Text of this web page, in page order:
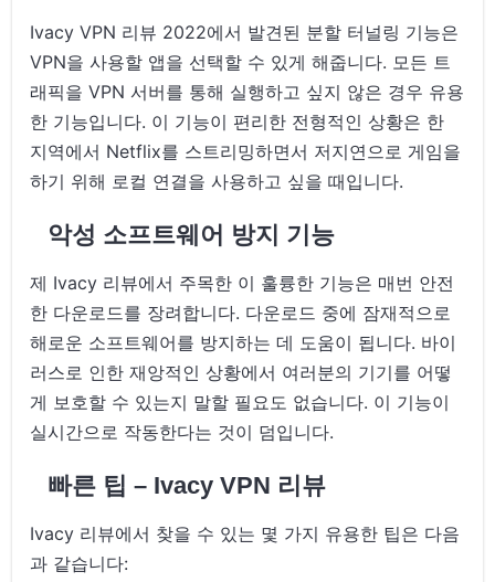
Ivacy VPN 리뷰 2022에서 발견된 분할 터널링 기능은
VPN을 사용할 앱을 선택할 수 있게 해줍니다. 모든 트
래픽을 VPN 서버를 통해 실행하고 싶지 않은 경우 유용
한 기능입니다. 이 기능이 편리한 전형적인 상황은 한
지역에서 Netflix를 스트리밍하면서 저지연으로 게임을
하기 위해 로컬 연결을 사용하고 싶을 때입니다.
악성 소프트웨어 방지 기능
제 Ivacy 리뷰에서 주목한 이 훌륭한 기능은 매번 안전
한 다운로드를 장려합니다. 다운로드 중에 잠재적으로
해로운 소프트웨어를 방지하는 데 도움이 됩니다. 바이
러스로 인한 재앙적인 상황에서 여러분의 기기를 어떻
게 보호할 수 있는지 말할 필요도 없습니다. 이 기능이
실시간으로 작동한다는 것이 덤입니다.
빠른 팁 – Ivacy VPN 리뷰
Ivacy 리뷰에서 찾을 수 있는 몇 가지 유용한 팁은 다음
과 같습니다: